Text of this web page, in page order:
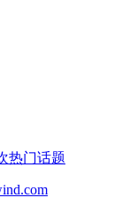
热门话题